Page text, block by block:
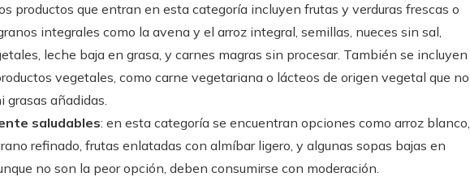
productos que entran en esta categoría incluyen frutas y verduras frescas o
integrales como la avena y el arroz integral, semillas, nueces sin sal,
leche baja en grasa, y carnes magras sin procesar. También se incluyen
vegetales, como carne vegetariana o lácteos de origen vegetal que no
grasas añadidas.
saludables: en esta categoría se encuentran opciones como arroz blanco,
refinado, frutas enlatadas con almíbar ligero, y algunas sopas bajas en
no son la peor opción, deben consumirse con moderación.